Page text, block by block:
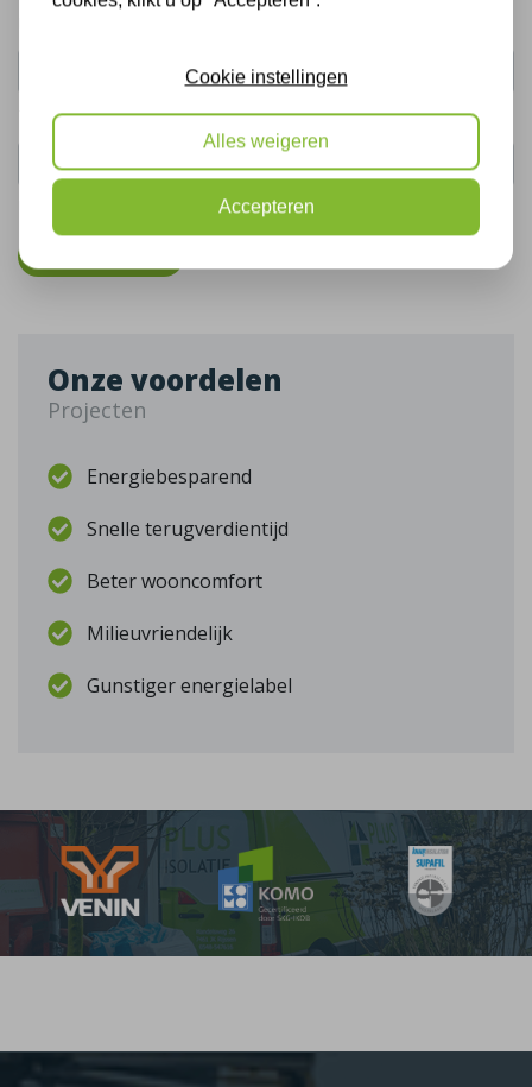
Telefoonnummer:
De gegevens die u hier verstrekt vallen onder ons
Onze voordelen
Projecten
Energiebesparend
Snelle terugverdientijd
Beter wooncomfort
Milieuvriendelijk
Gunstiger energielabel
Cookie instellingen
Alles weigeren
Accepteren